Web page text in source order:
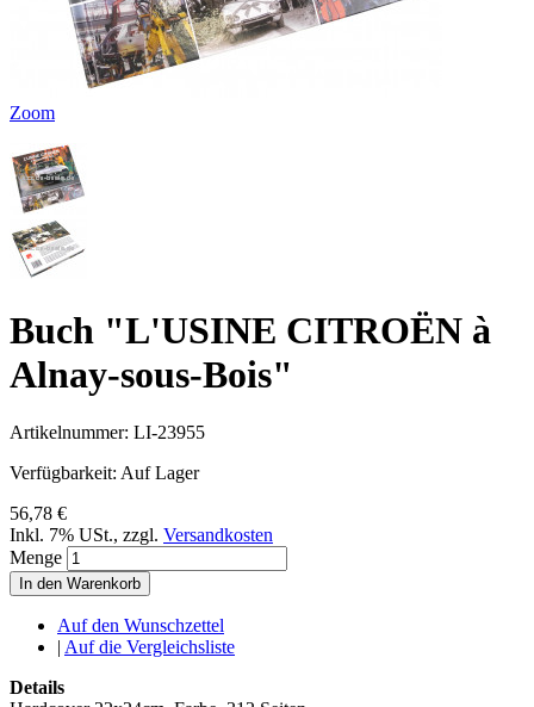
Zoom
Buch "L'USINE CITROËN à
Alnay-sous-Bois"
Artikelnummer: LI-23955
Verfügbarkeit: Auf Lager
56,78 €
Inkl. 7% USt., zzgl. Versandkosten
Menge
In den Warenkorb
Auf den Wunschzettel
| Auf die Vergleichsliste
Details